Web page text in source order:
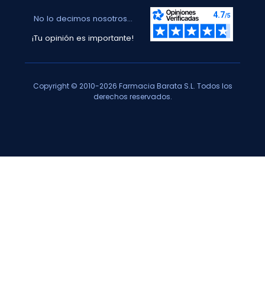
No lo decimos nosotros...
¡Tu opinión es importante!
Copyright © 2010-2026 Farmacia Barata S.L. Todos los
derechos reservados.